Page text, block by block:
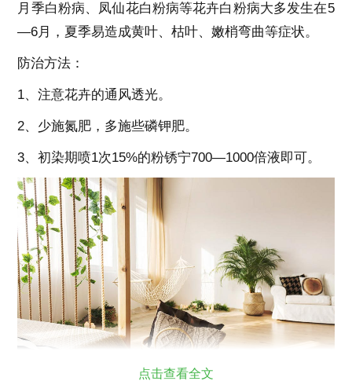
月季白粉病、凤仙花白粉病等花卉白粉病大多发生在5
—6月，夏季易造成黄叶、枯叶、嫩梢弯曲等症状。
防治方法：
1、注意花卉的通风透光。
2、少施氮肥，多施些磷钾肥。
3、初染期喷1次15%的粉锈宁700—1000倍液即可。
点击查看全文